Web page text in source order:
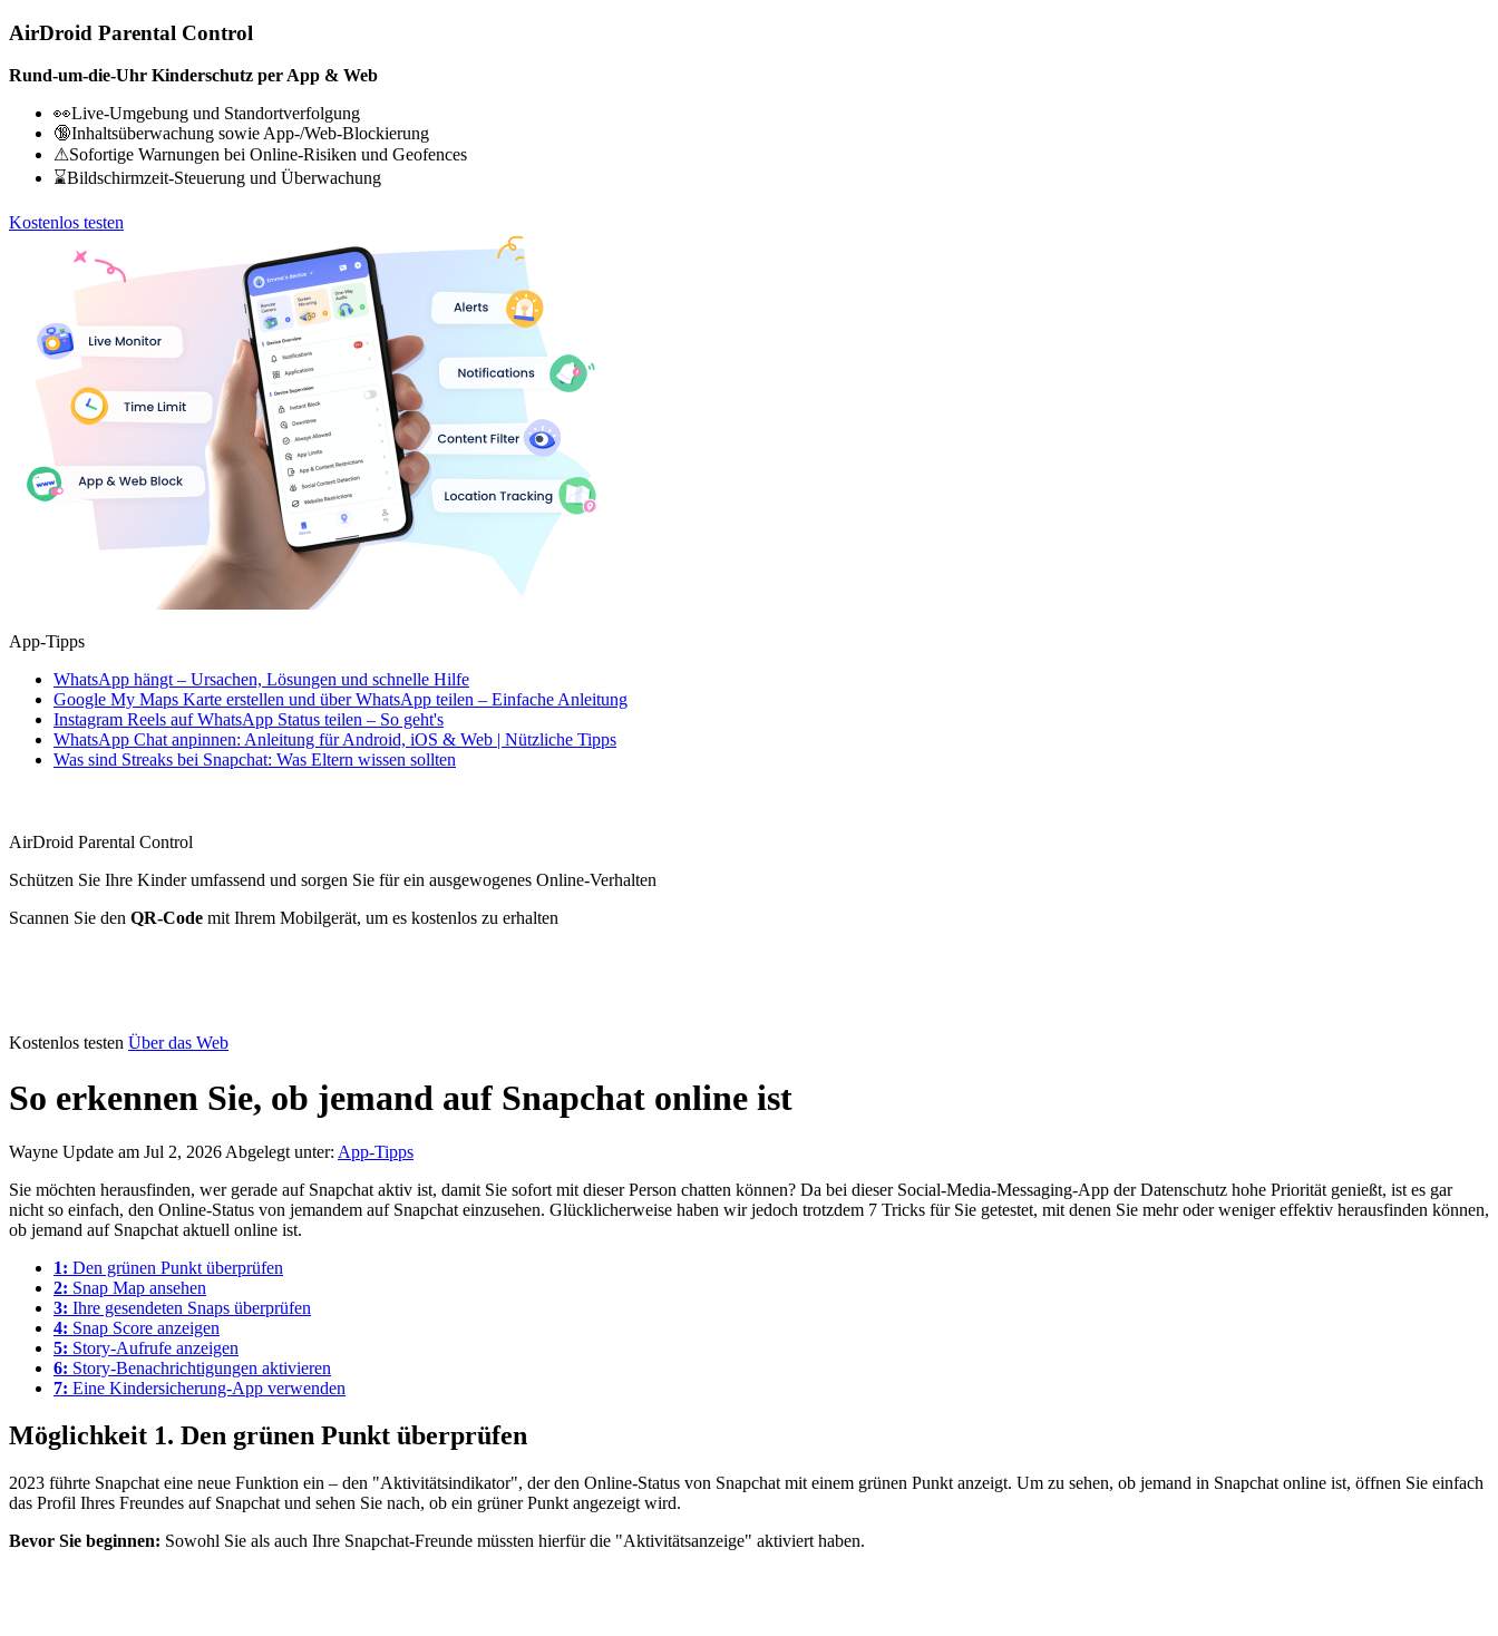
AirDroid Parental Control
Rund-um-die-Uhr Kinderschutz per App & Web
👀Live-Umgebung und Standortverfolgung
🔞Inhaltsüberwachung sowie App-/Web-Blockierung
⚠Sofortige Warnungen bei Online-Risiken und Geofences
⌛Bildschirmzeit-Steuerung und Überwachung
Kostenlos testen
App-Tipps
WhatsApp hängt – Ursachen, Lösungen und schnelle Hilfe
Google My Maps Karte erstellen und über WhatsApp teilen – Einfache Anleitung
Instagram Reels auf WhatsApp Status teilen – So geht's
WhatsApp Chat anpinnen: Anleitung für Android, iOS & Web | Nützliche Tipps
Was sind Streaks bei Snapchat: Was Eltern wissen sollten
AirDroid Parental Control
Schützen Sie Ihre Kinder umfassend und sorgen Sie für ein ausgewogenes Online-Verhalten
Scannen Sie den QR-Code mit Ihrem Mobilgerät, um es kostenlos zu erhalten
Kostenlos testen Über das Web
So erkennen Sie, ob jemand auf Snapchat online ist
Wayne Update am Jul 2, 2026 Abgelegt unter: App-Tipps
Sie möchten herausfinden, wer gerade auf Snapchat aktiv ist, damit Sie sofort mit dieser Person chatten können? Da bei dieser Social-Media-Messaging-App der Datenschutz hohe Priorität genießt, ist es gar
nicht so einfach, den Online-Status von jemandem auf Snapchat einzusehen. Glücklicherweise haben wir jedoch trotzdem 7 Tricks für Sie getestet, mit denen Sie mehr oder weniger effektiv herausfinden können,
ob jemand auf Snapchat aktuell online ist.
1: Den grünen Punkt überprüfen
2: Snap Map ansehen
3: Ihre gesendeten Snaps überprüfen
4: Snap Score anzeigen
5: Story-Aufrufe anzeigen
6: Story-Benachrichtigungen aktivieren
7: Eine Kindersicherung-App verwenden
Möglichkeit 1. Den grünen Punkt überprüfen
2023 führte Snapchat eine neue Funktion ein – den "Aktivitätsindikator", der den Online-Status von Snapchat mit einem grünen Punkt anzeigt. Um zu sehen, ob jemand in Snapchat online ist, öffnen Sie einfach
das Profil Ihres Freundes auf Snapchat und sehen Sie nach, ob ein grüner Punkt angezeigt wird.
Bevor Sie beginnen: Sowohl Sie als auch Ihre Snapchat-Freunde müssten hierfür die "Aktivitätsanzeige" aktiviert haben.